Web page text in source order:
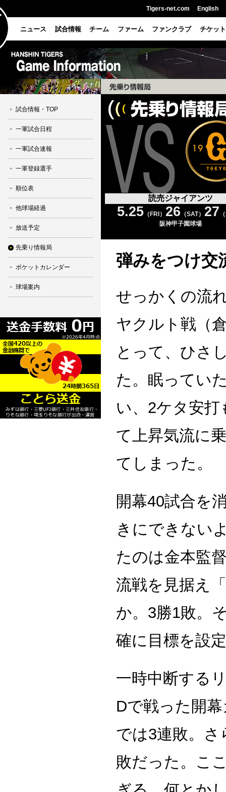
Tigers-net.com English
ニュース 試合情報 チーム ファーム ファンクラブ チケット
試合情報・TOP
一軍試合日程
一軍試合速報
一軍登録選手
順位表
他球場経過
放送予定
先乗り情報局
ポケットカレンダー
球場案内
読売ジャイアンツ
5.25（FRI） 26 （SAT） 27
阪神甲子園球場
弾みをつけ交
せっかくの流
ヤクルト戦（
とって、ひさ
た。眠ってい
い、2ケタ安
て上昇気流に
てしまった。
開幕40試合を
きにできない
たのは金本監
流戦を見据え
か。3勝1敗。
確に目標を設
一時中断する
Dで戦った開
では3連敗。さ
敗だった。こ